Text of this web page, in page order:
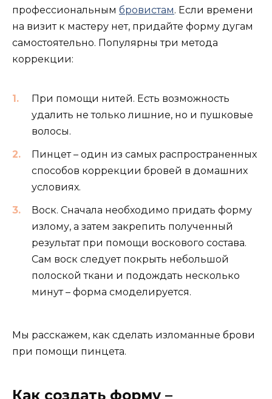
профессиональным бровистам. Если времени
на визит к мастеру нет, придайте форму дугам
самостоятельно. Популярны три метода
коррекции:
При помощи нитей. Есть возможность
удалить не только лишние, но и пушковые
волосы.
Пинцет – один из самых распространенных
способов коррекции бровей в домашних
условиях.
Воск. Сначала необходимо придать форму
излому, а затем закрепить полученный
результат при помощи воскового состава.
Сам воск следует покрыть небольшой
полоской ткани и подождать несколько
минут – форма смоделируется.
Мы расскажем, как сделать изломанные брови
при помощи пинцета.
Как создать форму –